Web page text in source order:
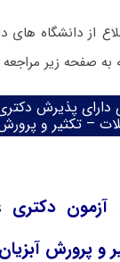
از دانشگاه های
به صفحه زیر مراجعه
دارای پذیرش
– تکثیر و
دکتری
و پرورش آبزیان